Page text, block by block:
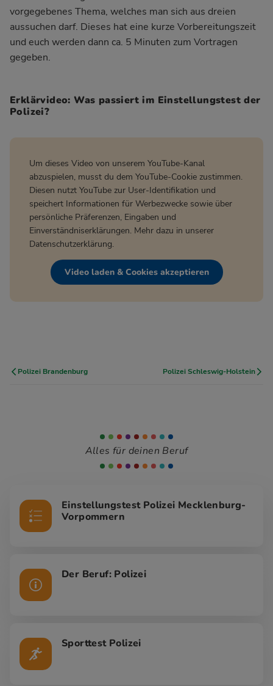
vorgegebenes Thema, welches man sich aus dreien
aussuchen darf. Dieses hat eine kurze Vorbereitungszeit
und euch werden dann ca. 5 Minuten zum Vortragen
gegeben.
Erklärvideo: Was passiert im Einstellungstest der
Polizei?
Um dieses Video von unserem YouTube-Kanal
abzuspielen, musst du dem YouTube-Cookie zustimmen.
Diesen nutzt YouTube zur User-Identifikation und
speichert Informationen für Werbezwecke sowie über
persönliche Präferenzen, Eingaben und
Einverständniserklärungen. Mehr dazu in unserer
Datenschutzerklärung.
Video laden & Cookies akzeptieren
Polizei Brandenburg Polizei Schleswig-Holstein
Alles für deinen Beruf
Einstellungstest Polizei Mecklenburg-
Vorpommern
Der Beruf: Polizei
Sporttest Polizei